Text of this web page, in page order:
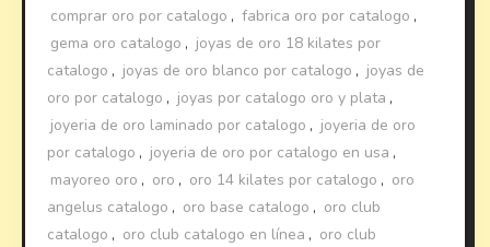
comprar oro por catalogo , fabrica oro por catalogo ,
gema oro catalogo , joyas de oro 18 kilates por
catalogo , joyas de oro blanco por catalogo , joyas de
oro por catalogo , joyas por catalogo oro y plata ,
joyeria de oro laminado por catalogo , joyeria de oro
por catalogo , joyeria de oro por catalogo en usa ,
mayoreo oro , oro , oro 14 kilates por catalogo , oro
angelus catalogo , oro base catalogo , oro club
catalogo , oro club catalogo en línea , oro club